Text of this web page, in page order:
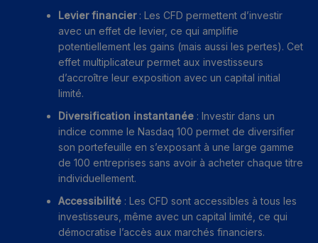
Levier financier: Les CFD permettent d’investir
avec un effet de levier, ce qui amplifie
potentiellement les gains (mais aussi les pertes). Cet
effet multiplicateur permet aux investisseurs
d’accroître leur exposition avec un capital initial
limité.
Diversification instantanée : Investir dans un
indice comme le Nasdaq 100 permet de diversifier
son portefeuille en s’exposant à une large gamme
de 100 entreprises sans avoir à acheter chaque titre
individuellement.
Accessibilité : Les CFD sont accessibles à tous les
investisseurs, même avec un capital limité, ce qui
démocratise l’accès aux marchés financiers.